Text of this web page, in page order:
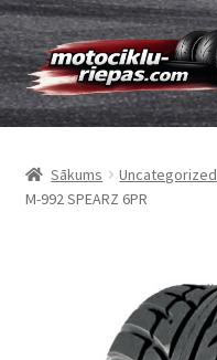
Skip
to
navigation
Skip
to
content
Riepas
Kameras
Viss par riepām
Sākums Uncategorized
M-992 SPEARZ 6PR